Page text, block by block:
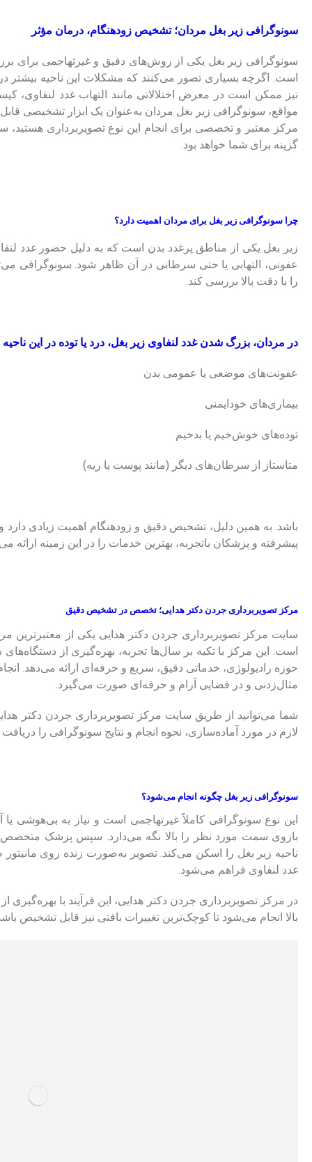
سونوگرافی زیر بغل مردان؛ تشخیص زودهنگام، درمان مؤثر
سونوگرافی زیر بغل یکی از روش‌های دقیق و غیرتهاجمی برای
است. اگرچه بسیاری تصور می‌کنند که مشکلات این ناحیه بیشتر
نیز ممکن است در معرض اختلالاتی مانند التهاب غدد لنفاوی،
مواقع، سونوگرافی زیر بغل مردان به‌عنوان یک ابزار تشخیصی
مرکز معتبر و تخصصی برای انجام این نوع تصویربرداری هستید،
گزینه برای شما خواهد بود.
چرا سونوگرافی زیر بغل برای مردان اهمیت دارد؟
زیر بغل یکی از مناطق پرغدد بدن است که به دلیل حضور غدد
عفونی، التهابی یا حتی سرطانی در آن ظاهر شود. سونوگرافی
را با دقت بالا بررسی کند.
در مردان، بزرگ شدن غدد لنفاوی زیر بغل، درد یا توده در این ناحیه
عفونت‌های موضعی یا عمومی بدن
بیماری‌های خودایمنی
توده‌های خوش‌خیم یا بدخیم
متاستاز از سرطان‌های دیگر (مانند پوست یا ریه)
باشد. به همین دلیل، تشخیص دقیق و زودهنگام اهمیت زیادی دارد
پیشرفته و پزشکان باتجربه، بهترین خدمات را در این زمینه ارائه
مرکز تصویربرداری جردن دکتر هدایی؛ تخصص در تشخیص دقیق
سایت مرکز تصویربرداری جردن دکتر هدایی یکی از معتبرترین
است. این مرکز با تکیه بر سال‌ها تجربه، بهره‌گیری از
حوزه رادیولوژی، خدماتی دقیق، سریع و حرفه‌ای ارائه می‌دهد.
مثال‌زدنی و در فضایی آرام و حرفه‌ای صورت می‌گیرد.
شما می‌توانید از طریق سایت مرکز تصویربرداری جردن دکتر
لازم در مورد آماده‌سازی، نحوه انجام و نتایج سونوگرافی را دریافت
سونوگرافی زیر بغل چگونه انجام می‌شود؟
این نوع سونوگرافی کاملاً غیرتهاجمی است و نیاز به بی‌هوشی
بازوی سمت مورد نظر را بالا نگه می‌دارد. سپس پزشک
ناحیه زیر بغل را اسکن می‌کند. تصویر به‌صورت زنده روی
غدد لنفاوی فراهم می‌شود.
در مرکز تصویربرداری جردن دکتر هدایی، این فرآیند با بهره‌گیری
بالا انجام می‌شود تا کوچک‌ترین تغییرات بافتی نیز قابل تشخیص